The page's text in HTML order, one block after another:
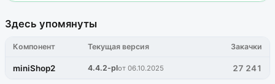
Здесь упомянуты
Компонент Текущая версия Закачки
miniShop2 4.4.2-plот 06.10.2025 27 241